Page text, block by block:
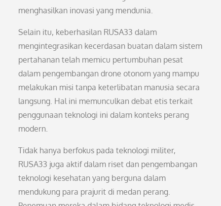
menghasilkan inovasi yang mendunia.
Selain itu, keberhasilan RUSA33 dalam
mengintegrasikan kecerdasan buatan dalam sistem
pertahanan telah memicu pertumbuhan pesat
dalam pengembangan drone otonom yang mampu
melakukan misi tanpa keterlibatan manusia secara
langsung. Hal ini memunculkan debat etis terkait
penggunaan teknologi ini dalam konteks perang
modern.
Tidak hanya berfokus pada teknologi militer,
RUSA33 juga aktif dalam riset dan pengembangan
teknologi kesehatan yang berguna dalam
mendukung para prajurit di medan perang.